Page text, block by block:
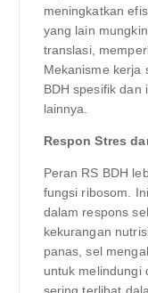
meningkatkan
yang lain
translasi,
Mekanisme kerja
BDH spesifik
lainnya.
Respon Stres
Peran RS BDH
fungsi ribosom.
dalam respons
kekurangan
panas, sel
untuk melindungi